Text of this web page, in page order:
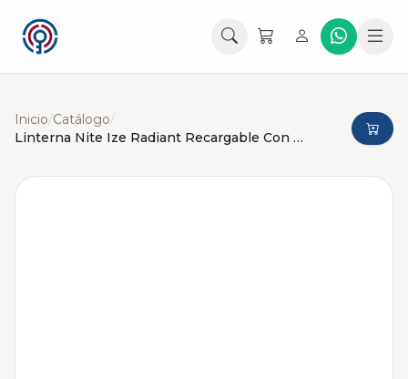
Inicio/Catálogo/
Linterna Nite Ize Radiant Recargable Con Clip Ajustable